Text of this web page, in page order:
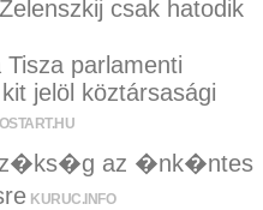
csak hatodik
parlamenti
jelöl köztársasági
az �nk�ntes
KURUC.INFO